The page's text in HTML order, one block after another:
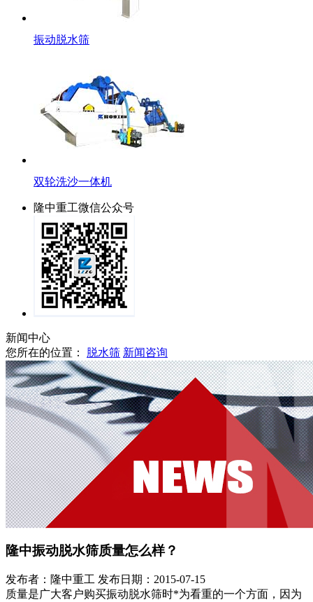
振动脱水筛
双轮洗沙一体机
隆中重工微信公众号
新闻中心
您所在的位置：
脱水筛 新闻咨询
隆中振动脱水筛质量怎么样？
发布者：隆中重工 发布日期：2015-07-15
质量是广大客户购买振动脱水筛时*为看重的一个方面，因为